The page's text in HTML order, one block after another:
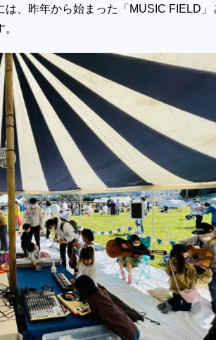
、昨年から始まった「 MUSIC FIELD 」